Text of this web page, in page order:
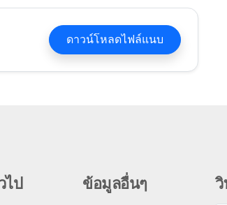
ดาวน์โหลดไฟล์แนบ
ไป ข้อมูลอื่นๆ